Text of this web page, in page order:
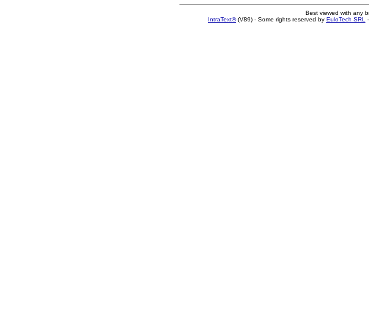
Best viewed with any
IntraText®(V89) - Some rights reserved by EuloTech SRL